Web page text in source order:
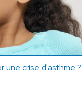
une crise d'asthme ?